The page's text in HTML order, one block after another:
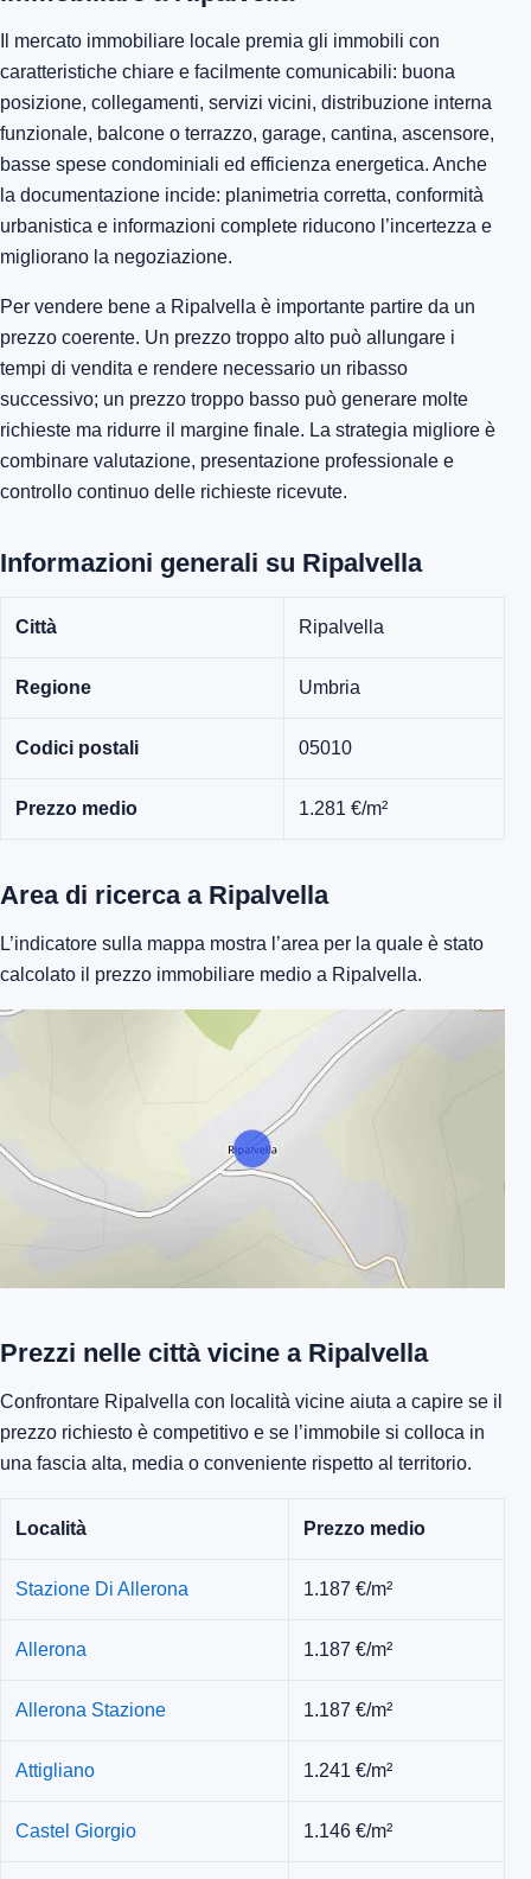
Il mercato immobiliare locale premia gli immobili con
caratteristiche chiare e facilmente comunicabili: buona
posizione, collegamenti, servizi vicini, distribuzione interna
funzionale, balcone o terrazzo, garage, cantina, ascensore,
basse spese condominiali ed efficienza energetica. Anche
la documentazione incide: planimetria corretta, conformità
urbanistica e informazioni complete riducono l’incertezza e
migliorano la negoziazione.
Per vendere bene a Ripalvella è importante partire da un
prezzo coerente. Un prezzo troppo alto può allungare i
tempi di vendita e rendere necessario un ribasso
successivo; un prezzo troppo basso può generare molte
richieste ma ridurre il margine finale. La strategia migliore è
combinare valutazione, presentazione professionale e
controllo continuo delle richieste ricevute.
Informazioni generali su Ripalvella
Città Ripalvella
Regione Umbria
Codici postali 05010
Prezzo medio 1.281 €/m²
Area di ricerca a Ripalvella
L’indicatore sulla mappa mostra l’area per la quale è stato
calcolato il prezzo immobiliare medio a Ripalvella.
Prezzi nelle città vicine a Ripalvella
Confrontare Ripalvella con località vicine aiuta a capire se il
prezzo richiesto è competitivo e se l’immobile si colloca in
una fascia alta, media o conveniente rispetto al territorio.
Località Prezzo medio
Stazione Di Allerona 1.187 €/m²
Allerona 1.187 €/m²
Allerona Stazione 1.187 €/m²
Attigliano 1.241 €/m²
Castel Giorgio 1.146 €/m²